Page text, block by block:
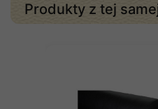
Produkty z tej